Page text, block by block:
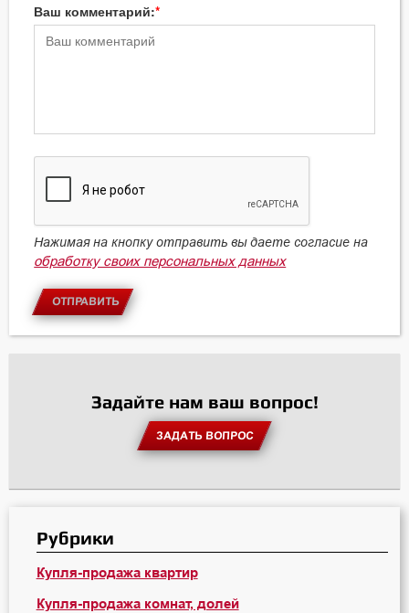
Ваш комментарий:
Нажимая на кнопку отправить вы даете согласие на
обработку своих персональных данных
ОТПРАВИТЬ
Задайте нам ваш вопрос!
ЗАДАТЬ ВОПРОС
Рубрики
Купля-продажа квартир
Купля-продажа комнат, долей